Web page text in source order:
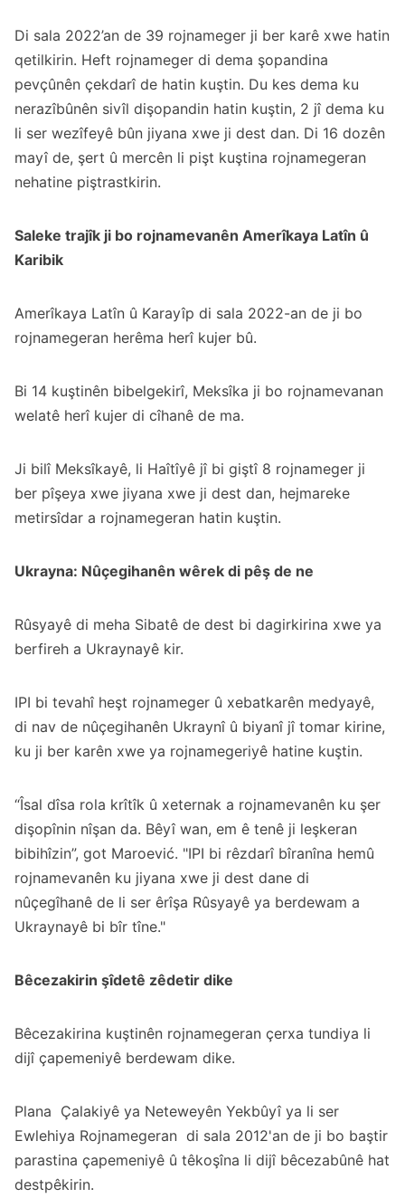
Di sala 2022’an de 39 rojnameger ji ber karê xwe hatin
qetilkirin. Heft rojnameger di dema şopandina
pevçûnên çekdarî de hatin kuştin. Du kes dema ku
nerazîbûnên sivîl dişopandin hatin kuştin, 2 jî dema ku
li ser wezîfeyê bûn jiyana xwe ji dest dan. Di 16 dozên
mayî de, şert û mercên li pişt kuştina rojnamegeran
nehatine piştrastkirin.
Saleke trajîk ji bo rojnamevanên Amerîkaya Latîn û
Karibik
Amerîkaya Latîn û Karayîp di sala 2022-an de ji bo
rojnamegeran herêma herî kujer bû.
Bi 14 kuştinên bibelgekirî, Meksîka ji bo rojnamevanan
welatê herî kujer di cîhanê de ma.
Ji bilî Meksîkayê, li Haîtîyê jî bi giştî 8 rojnameger ji
ber pîşeya xwe jiyana xwe ji dest dan, hejmareke
metirsîdar a rojnamegeran hatin kuştin.
Ukrayna: Nûçegihanên wêrek di pêş de ne
Rûsyayê di meha Sibatê de dest bi dagirkirina xwe ya
berfireh a Ukraynayê kir.
IPI bi tevahî heşt rojnameger û xebatkarên medyayê,
di nav de nûçegihanên Ukraynî û biyanî jî tomar kirine,
ku ji ber karên xwe ya rojnamegeriyê hatine kuştin.
“Îsal dîsa rola krîtîk û xeternak a rojnamevanên ku şer
dişopînin nîşan da. Bêyî wan, em ê tenê ji leşkeran
bibihîzin”, got Maroević. "IPI bi rêzdarî bîranîna hemû
rojnamevanên ku jiyana xwe ji dest dane di
nûçegîhanê de li ser êrîşa Rûsyayê ya berdewam a
Ukraynayê bi bîr tîne."
Bêcezakirin şîdetê zêdetir dike
Bêcezakirina kuştinên rojnamegeran çerxa tundiya li
dijî çapemeniyê berdewam dike.
Plana Çalakiyê ya Neteweyên Yekbûyî ya li ser
Ewlehiya Rojnamegeran di sala 2012'an de ji bo baştir
parastina çapemeniyê û têkoşîna li dijî bêcezabûnê hat
destpêkirin.